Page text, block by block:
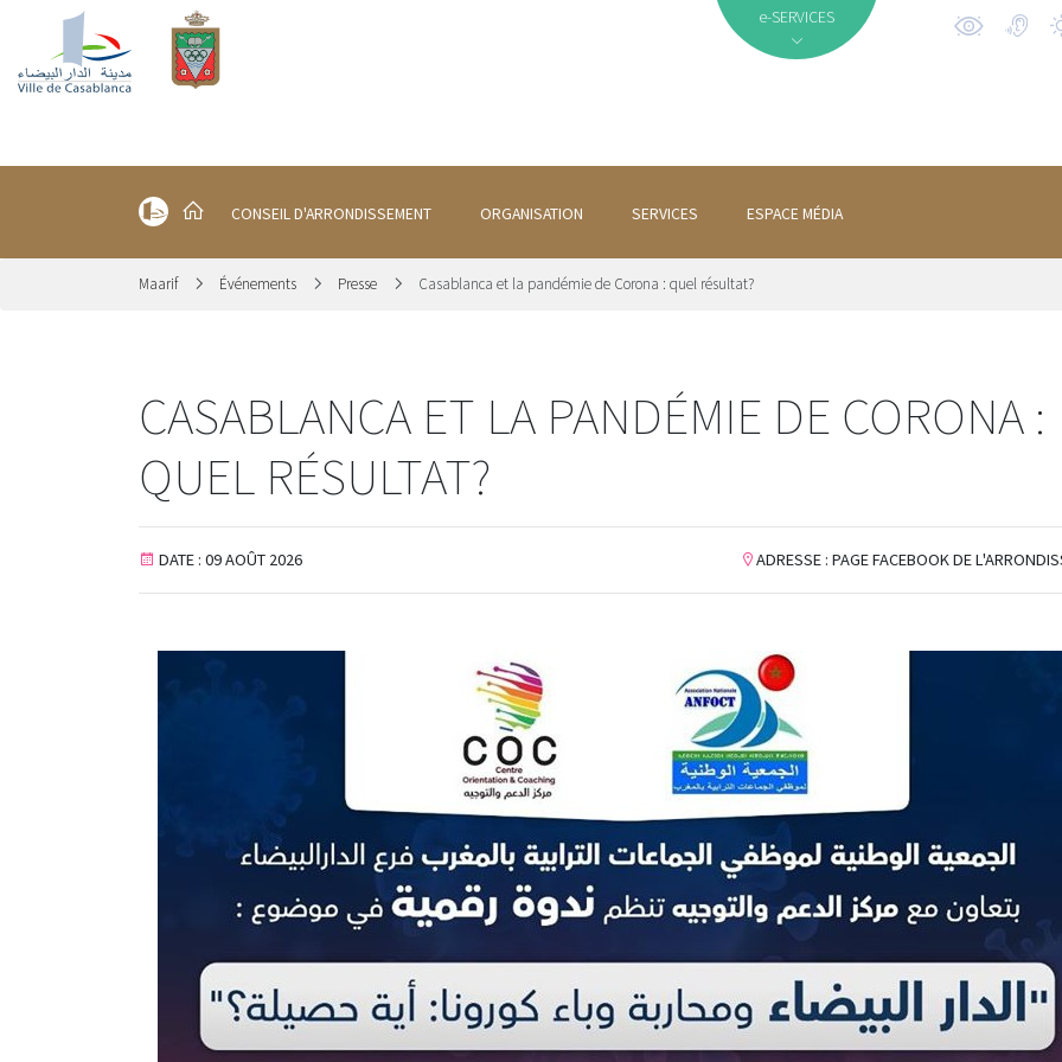
e-SERVICES
CONSEIL D'ARRONDISSEMENT ORGANISATION SERVICES ESPACE MÉDIA
Maarif Événements Presse Casablanca et la pandémie de Corona : quel résultat?
CASABLANCA ET LA PANDÉMIE DE CORONA :
QUEL RÉSULTAT?
DATE : 09 AOÛT 2026 ADRESSE : PAGE FACEBOOK DE